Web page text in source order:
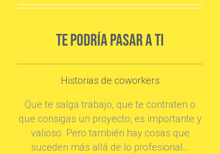
TE PODRÍA PASAR A TI
Historias de coworkers
Que te salga trabajo, que te contraten o
que consigas un proyecto, es importante y
valioso. Pero también hay cosas que
suceden más allá de lo profesional…